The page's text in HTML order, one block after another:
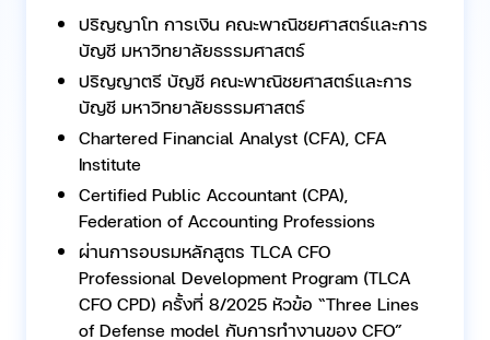
ปริญญาโท การเงิน คณะพาณิชยศาสตร์และการ
บัญชี มหาวิทยาลัยธรรมศาสตร์
ปริญญาตรี บัญชี คณะพาณิชยศาสตร์และการ
บัญชี มหาวิทยาลัยธรรมศาสตร์
Chartered Financial Analyst (CFA), CFA
Institute
Certified Public Accountant (CPA),
Federation of Accounting Professions
ผ่านการอบรมหลักสูตร TLCA CFO
Professional Development Program (TLCA
CFO CPD) ครั้งที่ 8/2025 หัวข้อ “Three Lines
of Defense model กับการทำงานของ CFO”